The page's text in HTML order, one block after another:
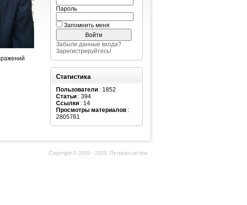
Пароль
Запомнить меня
Забыли данные входа?
Зарегистрируйтесь!
Статистика
Пользователи : 1852
Статьи : 394
Ссылки : 14
Просмотры материалов :
2805761
Copyright © 2005 - 2026. Петрово on-line.